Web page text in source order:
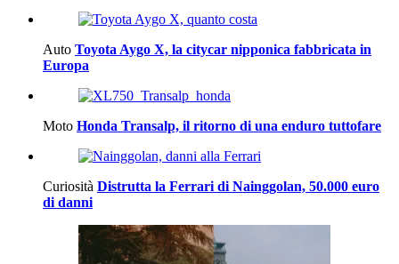
Auto Toyota Aygo X, la citycar nipponica fabbricata in
Europa
Moto Honda Transalp, il ritorno di una enduro tuttofare
Curiosità Distrutta la Ferrari di Nainggolan, 50.000 euro
di danni